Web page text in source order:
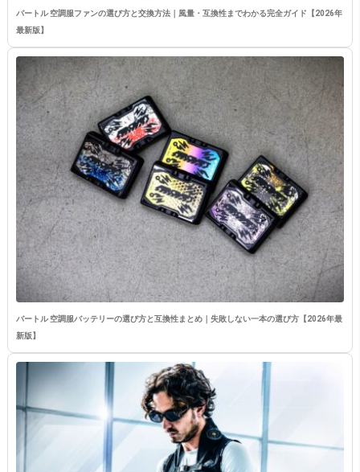
バートル 空調服ファンの選び方と交換方法｜風量・互換性までわかる完全ガイド【2026年
最新版】
バートル 空調服バッテリーの選び方と互換性まとめ｜失敗しない一本の選び方【2026年最
新版】